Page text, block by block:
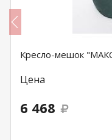
Кресло-мешок
Цена
6 468